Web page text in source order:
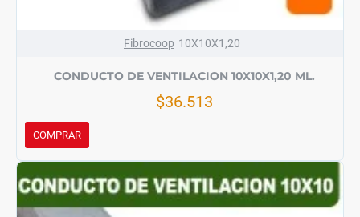
Fibrocoop 10X10X1,20
CONDUCTO DE VENTILACION 10X10X1,20 ML.
$36.513
COMPRAR